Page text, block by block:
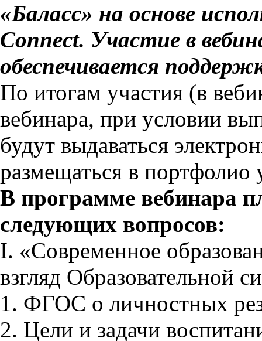
«Баласс» на основе
Connect. Участие в
обеспечивается
По итогам участия (в
вебинара, при условии
будут выдаваться
размещаться в портфолио
В программе вебинара
следующих вопросов:
I. «Современное
взгляд Образовательной
1. ФГОС о личностных
2. Цели и задачи